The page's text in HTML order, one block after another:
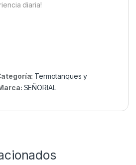
diaria!
Termotanques y
SEÑORIAL